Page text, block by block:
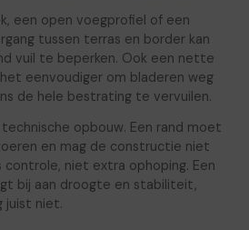
een open voegprofiel of een
tussen terras en border kan
vuil te beperken. Ook een nette
eenvoudiger om bladeren weg
de hele bestrating te vervuilen.
opbouw. Een rand moet
en mag de constructie niet
niet extra ophoping. Een
bij aan droogte en stabiliteit,
juist niet.